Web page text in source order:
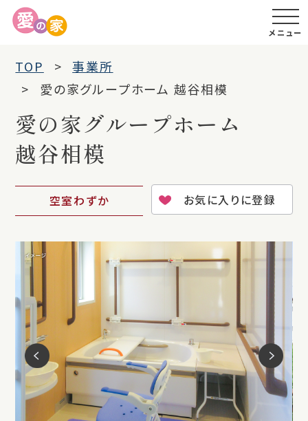
メニュー
TOP
事業所
愛の家グループホーム 越谷相模
愛の家グループホーム
越谷相模
空室わずか お気に入りに登録